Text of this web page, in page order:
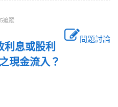
5追蹤
問題討論
利息或股利
現金流入？